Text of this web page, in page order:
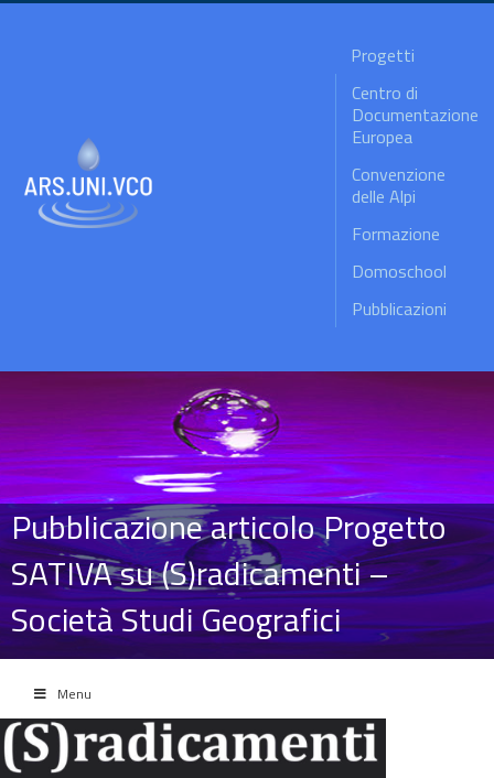
Progetti
Centro di
Documentazione
Europea
Convenzione
delle Alpi
Formazione
Domoschool
Pubblicazioni
Pubblicazione articolo Progetto
SATIVA su (S)radicamenti –
Società Studi Geografici
Menu